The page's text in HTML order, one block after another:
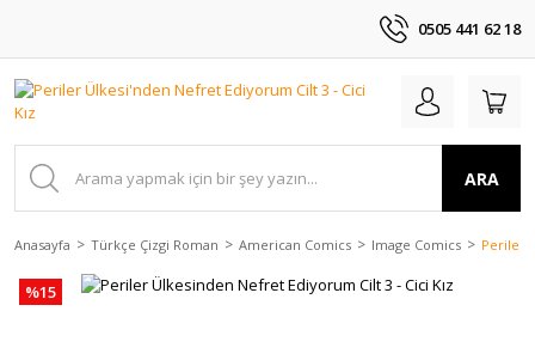
0505 441 62 18
ARA
Anasayfa Türkçe Çizgi Roman American Comics Image Comics Periler
%15